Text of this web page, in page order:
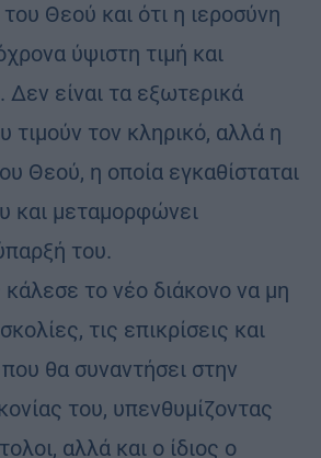
του Θεού και ότι η ιεροσύνη
ύψιστη τιμή και
Δεν είναι τα εξωτερικά
τιμούν τον κληρικό, αλλά η
Θεού, η οποία εγκαθίσταται
και μεταμορφώνει
του.
το νέο διάκονο να μη
τις επικρίσεις και
που θα συναντήσει στην
του, υπενθυμίζοντας
αλλά και ο ίδιος ο